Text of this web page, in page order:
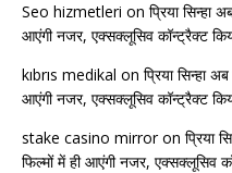
Seo hizmetleri on प्रिया सिन्हा
आएंगी नजर, एक्सक्लूसिव कॉन्ट्रैक्ट
kıbrıs medikal on प्रिया सिन्हा
आएंगी नजर, एक्सक्लूसिव कॉन्ट्रैक्ट
stake casino mirroron प्रिया
फिल्मों में ही आएंगी नजर, एक्सक्लूसिव